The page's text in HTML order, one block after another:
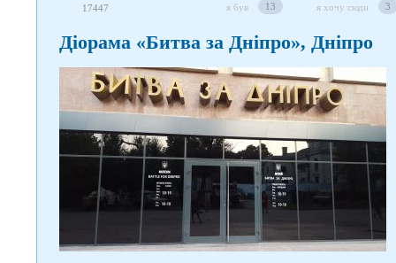
17447 я був 13 я хочу сюди 3
Діорама «Битва за Дніпро», Дніпро